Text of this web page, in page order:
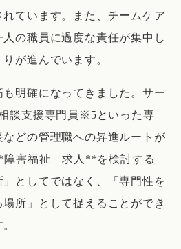
ています。また、チームケア
の職員に過度な責任が集中し
が進んでいます。
明確になってきました。サー
談支援専門員※5といった専
どの管理職への昇進ルートが
障害福祉 求人**を検討する
としてではなく、「専門性を
所」として捉えることができ